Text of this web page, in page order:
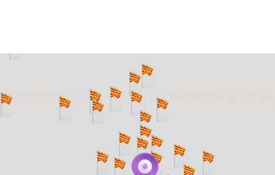
... carregant 484 webs... un moment si us